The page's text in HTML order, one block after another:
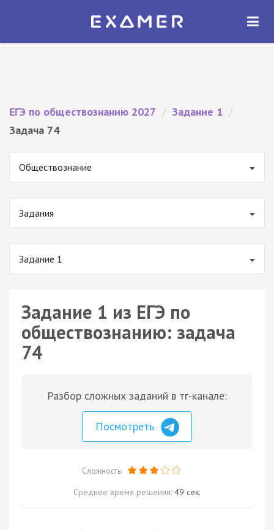
Экзамер — ЕГЭ 2027
ОТКРЫТЬ
ЕГЭ по обществознанию 2027 / Задание 1 /
Задача 74
Обществознание
Задания
Задание 1
Задание 1 из ЕГЭ по
обществознанию: задача
74
Разбор сложных заданий в тг-канале:
Посмотреть
Сложность:
Среднее время решения: 49 сек.